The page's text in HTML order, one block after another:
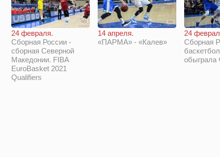
24 февраля.
Сборная России -
сборная Северной
Македонии. FIBA
EuroBasket 2021
Qualifiers
14 апреля.
«ПАРМА» - «Калев»
24
Сборная
обыграла